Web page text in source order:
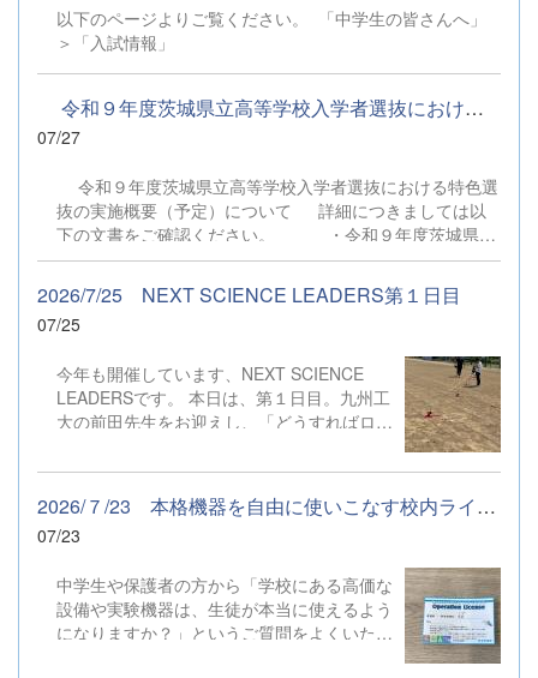
まった生徒たちです。
先日のつくばフェスティバルで「吸着ハン
ド」原理模型の工作・実験を担当してくれて
いた生徒です。自分たちが実験で扱っていた
吸着ハンドの本物が、産業用ロボットとして
活躍している姿に興味津々で、夢中になって
観察したり質問したりしていました。 部活
い興味へとしっかりつながっています。見学
の最後には、ロボットの新しい活用法につい
ての提案書を作成しました。 実物に触れて
視野を広げた2人から、一体どんな斬新なア
イデアが飛び出すのか今から楽しみです。
以下のページよりご覧ください。 「中学生の皆さんへ」
＞「入試情報」
令和９年度茨城県立高等学校入学者選抜における特色選抜の実施...
07/27
令和９年度茨城県立高等学校入学者選抜における特色選
抜の実施概要（予定）について 詳細につきましては以
下の文書をご確認ください。 ・令和９年度茨城県立
高等学校入学者選抜における特色選抜の実施概要（予定）
2026/7/25 NEXT SCIENCE LEADERS第１日目
07/25
今年も開催しています、NEXT SCIENCE
LEADERSです。 本日は、第１日目。九州工
大の前田先生をお迎えし、「どうすればロケ
か？」の探究活動。 本校生徒や筑波大学の
学生ボランティアの手伝いを受けながら、ロ
ケットの構造を学び、モデルロケットの製作
をしました。 午後は、いよいよ発射体験。
問に思いながら、準備します。 学んだとお
りにロケットを発射台に設置し、安全を確認
し、「発射５秒前、４、３、２、１！」 飛
2026/７/23 本格機器を自由に使いこなす校内ライセンス
07/23
中学生や保護者の方から「学校にある高価な
設備や実験機器は、生徒が本当に使えるよう
になりますか？」というご質問をよくいただ